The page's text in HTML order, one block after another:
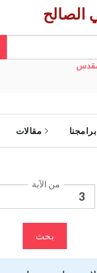
الصالح
برامجنا مقالات
من الآية
بحث